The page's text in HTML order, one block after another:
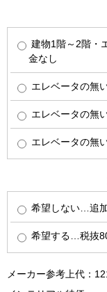
建物1階～2階・
金なし
エレベータの無
エレベータの無
エレベータの無
希望しない…追
希望する…税抜
メーカー参考上代：